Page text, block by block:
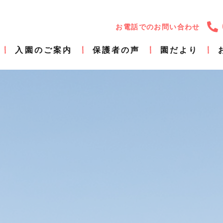
お電話でのお問い合わせ
入園のご案内 保護者の声 園だより